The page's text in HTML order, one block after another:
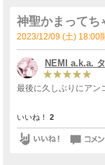
神聖かまってち
2023/12/09 (土) 18:00
NEMI a.k.a.
最後に久しぶりにアン
いいね！ 2